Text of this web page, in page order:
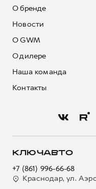
О бренде
Новости
О GWM
О дилере
Наша команда
Контакты
КЛЮЧАВТО
+7 (861) 996-66-68
Краснодар, ул.